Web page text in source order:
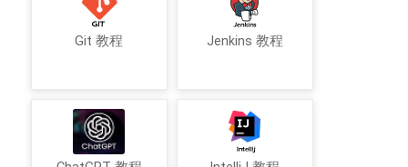
Git 教程 Jenkins 教程